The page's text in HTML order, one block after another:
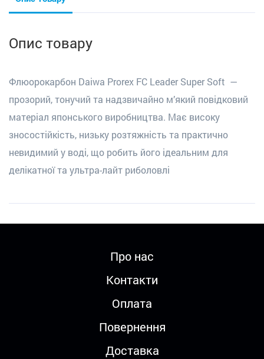
Опис товару
Флюорокарбон Daiwa Prorex FC Leader Super Soft —
прозорий, тонучий та надзвичайно м’який повідковий
матеріал японського виробництва. Має високу
зносостійкість, низьку розтяжність та практично
невидимий у воді, що робить його ідеальним для
делікатної та ультра-лайт риболовлі
Про нас
Контакти
Оплата
Повернення
Доставка